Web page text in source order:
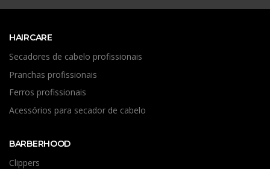
HAIRCARE
Secadores de cabelo profissionais
Pranchas profissionais
Ferros profissionais
Acessórios para secador de cabelo
BARBERHOOD
Clippers